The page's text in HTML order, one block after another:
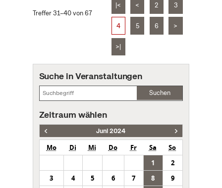
Treffer 31–40 von 67
|< < 2 3
4 5 6 >
>|
Suche in Veranstaltungen
Suchen
Zeitraum wählen
Juni 2024
Mo Di Mi Do Fr Sa
So
1
2
3
4 5 6 7 8
9